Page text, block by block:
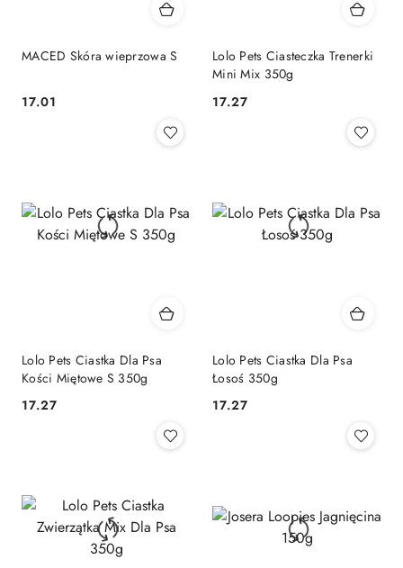
MACED Skóra wieprzowa S
Cena:
17.01
Lolo Pets Ciasteczka Trenerki
Mini Mix 350g
Cena:
17.27
Lolo Pets Ciastka Dla Psa
Kości Miętowe S 350g
Cena:
17.27
Lolo Pets Ciastka Dla Psa
Łosoś 350g
Cena:
17.27